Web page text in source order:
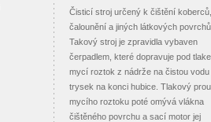
Čisticí stroj určený k čištění koberců,
čalounění a jiných látkových
Takový stroj je zpravidla vybaven
čerpadlem, které dopravuje pod
mycí roztok z nádrže na čistou vodu
trysek na konci hubice. Tlakový
mycího roztoku poté omývá vlákna
čištěného povrchu a sací motor jej